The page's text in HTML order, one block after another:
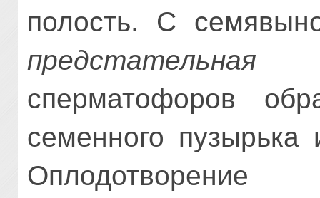
полость. С
сперматофоров
семенного пузырька